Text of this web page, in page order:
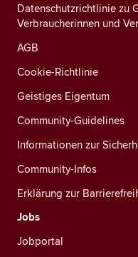
Datenschutzrichtlinie zu
Verbraucherinnen und
AGB
Cookie-Richtlinie
Geistiges Eigentum
Community-Guidelines
Informationen zur
Community-Infos
Erklärung zur
Jobs
Jobportal